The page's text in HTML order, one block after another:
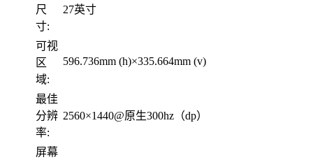
尺
寸:
27英寸
可视
区
域:
596.736mm (h)×335.664mm (v)
最佳
分辨
率:
2560×1440@原生300hz（dp）
屏幕